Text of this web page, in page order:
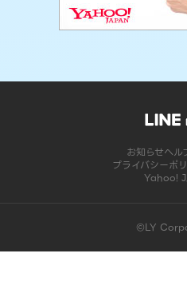
お知らせヘル
プライバシーポ
Yahoo!
©LY
このコンテンツは掲載が終了し